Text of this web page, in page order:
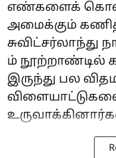
எண்களைக்
அமைக்கும்
சுவிட்சர்லாந்து
ம் நூற்றாண்டில்
இருந்து பல